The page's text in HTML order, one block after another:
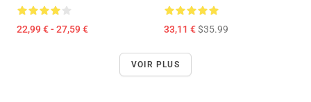
22,99 € - 27,59 € 33,11 €$35.99
VOIR PLUS